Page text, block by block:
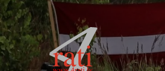
Skip
to
content